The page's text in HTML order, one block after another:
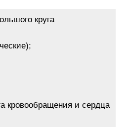
круга
кровообращения и сердца